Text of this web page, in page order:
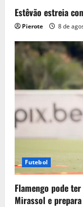
Estêvão estreia
Pierote 8 de
Futebol
Flamengo pode
Mirassol e